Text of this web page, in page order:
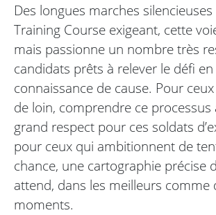
Des longues marches silencieuses
Training Course exigeant, cette
mais passionne un nombre très
candidats prêts à relever le défi
connaissance de cause. Pour
de loin, comprendre ce
grand respect pour ces soldats
pour ceux qui ambitionnent de
chance, une cartographie précise
attend, dans les meilleurs comme
moments.